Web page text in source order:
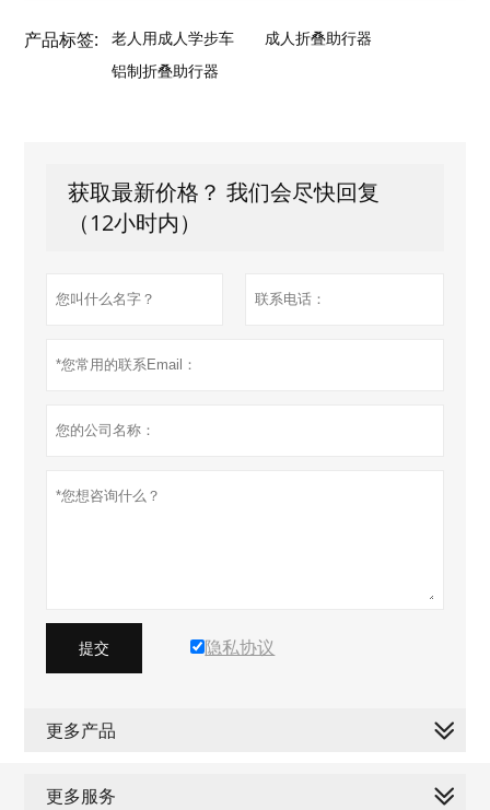
产品标签: 老人用成人学步车
成人折叠助行器
铝制折叠助行器
获取最新价格？ 我们会尽快回复
（12小时内）
提交 隐私协议
更多产品
更多服务